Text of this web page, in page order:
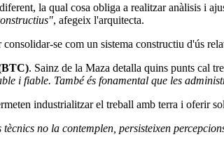
la qual cosa obliga a realitzar anàlisis i
, afegeix l'arquitecta.
se com un sistema constructiu d'ús
. Sainz de la Maza detalla quins punts cal
i fiable. També és fonamental que les
industrialitzar el treball amb terra i oferir
no la contemplen, persisteixen